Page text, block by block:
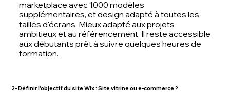
marketplace avec 1000 modèles
supplémentaires, et design adapté à toutes les
tailles d'écrans. Mieux adapté aux projets
ambitieux et au référencement. Il reste accessible
aux débutants prêt à suivre quelques heures de
formation.
2- Définir l'objectif du site Wix : Site vitrine ou e-commerce ?